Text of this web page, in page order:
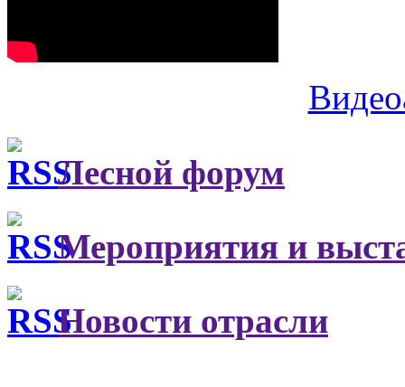
Лесной форум
Мероприятия и
Новости отрасли